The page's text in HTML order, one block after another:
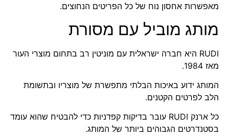
מאפשרות אחסון נוח של כל הפריטים הנחוצים.
מותג מוביל עם מסורת
RUDI היא חברה ישראלית עם מוניטין רב בתחום מוצרי העור
מאז 1984.
המותג ידוע באיכות הבלתי מתפשרת של מוצריו ובתשומת
הלב לפרטים הקטנים.
כל ארנק RUDI עובר בדיקות קפדניות כדי להבטיח שהוא עומד
בסטנדרטים הגבוהים ביותר של המותג.